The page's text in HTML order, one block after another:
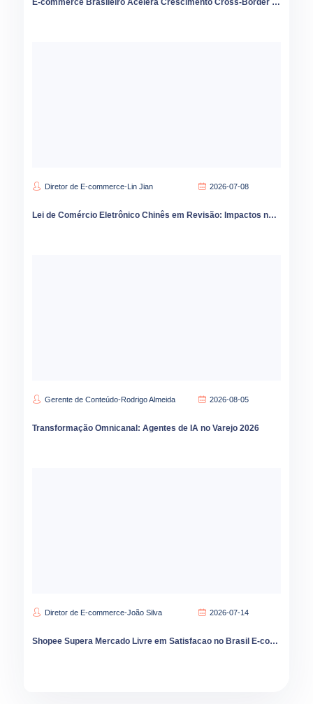
E-commerce Brasileiro Acelera Crescimento Cross-Border e Transformação Digital
Diretor de E-commerce-Lin Jian 2026-07-08
Lei de Comércio Eletrônico Chinês em Revisão: Impactos na Governança de Preços e Estratégia
Gerente de Conteúdo-Rodrigo Almeida 2026-08-05
Transformação Omnicanal: Agentes de IA no Varejo 2026
Diretor de E-commerce-João Silva 2026-07-14
Shopee Supera Mercado Livre em Satisfacao no Brasil E-commerce Cresce 9 por Cento em 2026